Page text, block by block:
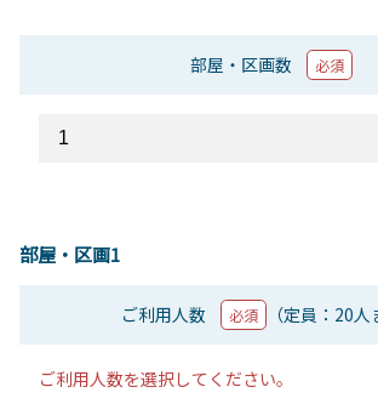
部屋・区画数 必須
部屋・区画1
ご利用人数 必須 （定員：20人
ご利用人数を選択してください。